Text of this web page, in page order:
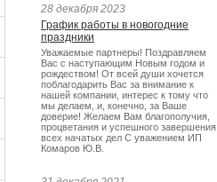
28 декабря 2023
График работы в новогодние
праздники
Уважаемые партнеры! Поздравляем
Вас с наступающим Новым годом и
рождеством! От всей души хочется
поблагодарить Вас за внимание к
нашей компании, интерес к тому что
мы делаем, и, конечно, за Ваше
доверие! Желаем Вам благополучия,
процветания и успешного завершения
всех начатых дел С уважением ИП
Комаров Ю.В.